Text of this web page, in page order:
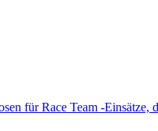
für Race Team -